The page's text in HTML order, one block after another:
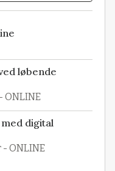
løbende
ONLINE
digital
ONLINE